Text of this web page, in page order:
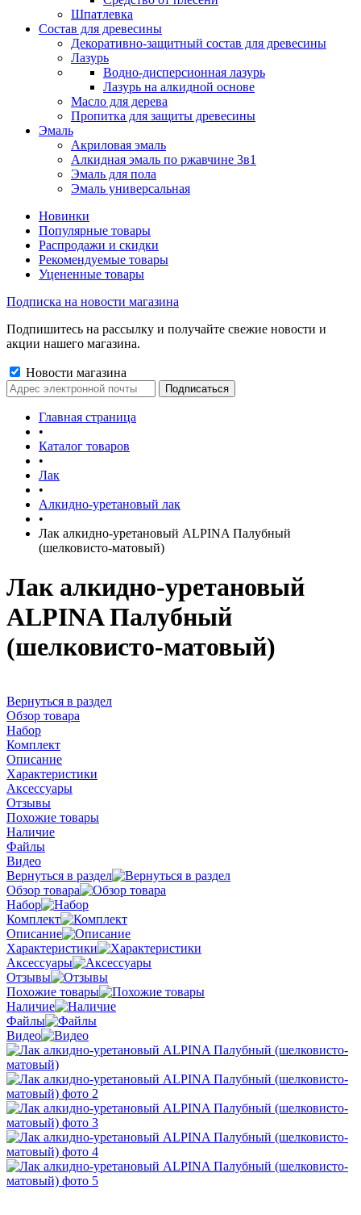
Шпатлевка
Состав для древесины
Декоративно-защитный состав для древесины
Лазурь
Водно-дисперсионная лазурь
Лазурь на алкидной основе
Масло для дерева
Пропитка для защиты древесины
Эмаль
Акриловая эмаль
Алкидная эмаль по ржавчине 3в1
Эмаль для пола
Эмаль универсальная
Новинки
Популярные товары
Распродажи и скидки
Рекомендуемые товары
Уцененные товары
Подписка на новости магазина
Подпишитесь на рассылку и получайте свежие новости и
акции нашего магазина.
Новости магазина
Главная страница
•
Каталог товаров
•
Лак
•
Алкидно-уретановый лак
•
Лак алкидно-уретановый ALPINA Палубный
(шелковисто-матовый)
Лак алкидно-уретановый
ALPINA Палубный
(шелковисто-матовый)
Вернуться в раздел
Обзор товара
Набор
Комплект
Описание
Характеристики
Аксессуары
Отзывы
Похожие товары
Наличие
Файлы
Видео
Вернуться в раздел
Обзор товара
Набор
Комплект
Описание
Характеристики
Аксессуары
Отзывы
Похожие товары
Наличие
Файлы
Видео